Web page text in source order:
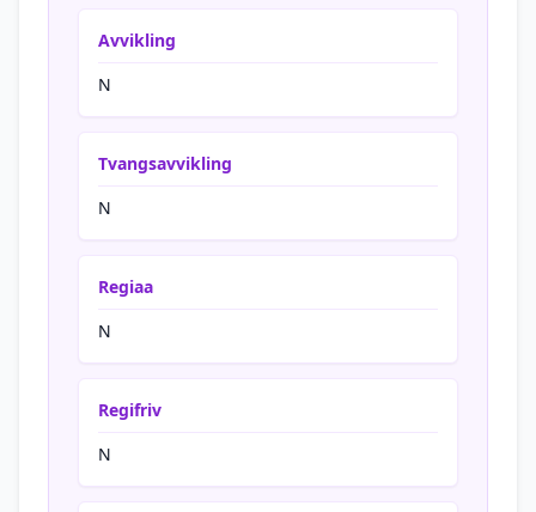
Avvikling
N
Tvangsavvikling
N
Regiaa
N
Regifriv
N